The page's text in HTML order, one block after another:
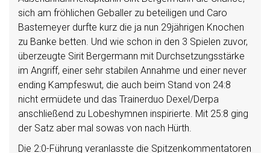
sich am fröhlichen Geballer zu beteiligen und Caro
Bastemeyer durfte kurz die ja nun 29jährigen Knochen
zu Banke betten. Und wie schon in den 3 Spielen zuvor,
überzeugte Sirit Bergermann mit Durchsetzungsstärke
im Angriff, einer sehr stabilen Annahme und einer never
ending Kampfeswut, die auch beim Stand von 24:8
nicht ermüdete und das Trainerduo Dexel/Derpa
anschließend zu Lobeshymnen inspirierte. Mit 25:8 ging
der Satz aber mal sowas von nach Hürth.
Die 2:0-Führung veranlasste die Spitzenkommentatoren